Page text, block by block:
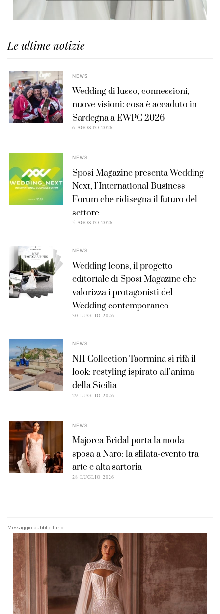
Le ultime notizie
NEWS
Wedding di lusso, connessioni,
nuove visioni: cosa è accaduto in
Sardegna a EWPC 2026
6 AGOSTO 2026
NEWS
Sposi Magazine presenta Wedding
Next, l’International Business
Forum che ridisegna il futuro del
settore
5 AGOSTO 2026
NEWS
Wedding Icons, il progetto
editoriale di Sposi Magazine che
valorizza i protagonisti del
Wedding contemporaneo
30 LUGLIO 2026
NEWS
NH Collection Taormina si rifà il
look: restyling ispirato all’anima
della Sicilia
29 LUGLIO 2026
NEWS
Majorca Bridal porta la moda
sposa a Naro: la sfilata-evento tra
arte e alta sartoria
28 LUGLIO 2026
Messaggio pubblicitario